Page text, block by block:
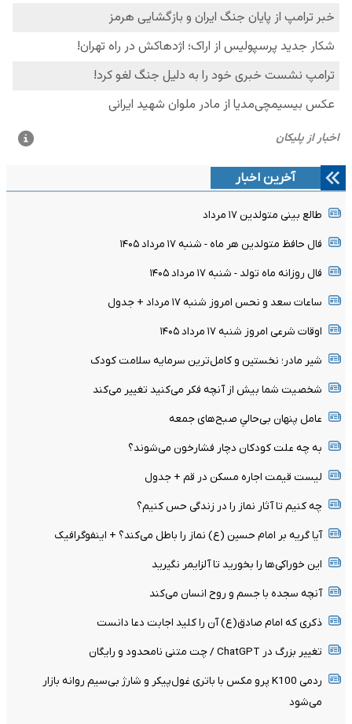
آخرین اخبار
طالع بینی متولدین ۱۷ مرداد
فال حافظ متولدین هر ماه - شنبه ۱۷ مرداد ۱۴۰۵
فال روزانه ماه تولد - شنبه ۱۷ مرداد ۱۴۰۵
ساعات سعد و نحس امروز شنبه ۱۷ مرداد + جدول
اوقات شرعی امروز شنبه ۱۷ مرداد ۱۴۰۵
شیر مادر؛ نخستین و کامل‌ترین سرمایه سلامت کودک
شخصیت شما بیش از آنچه فکر می‌کنید تغییر می‌کند
عامل پنهان بی‌حالیِ صبح‌های جمعه
به چه علت کودکان دچار فشارخون می‌شوند؟
لیست قیمت اجاره مسکن در قم + جدول
چه کنیم تا آثار نماز را در زندگی حس کنیم؟
آیا گریه بر امام حسین (ع) نماز را باطل می‌کند؟ + اینفوگرافیک
این خوراکی‌ها را بخورید تا آلزایمر نگیرید
آنچه سجده با جسم و روح انسان می‌کند
ذکری که امام صادق(ع) آن را کلید اجابت دعا دانست
تغییر بزرگ در ChatGPT / چت متنی نامحدود و رایگان
ردمی K100 پرو مکس با باتری غول‌پیکر و شارژ بی‌سیم روانه بازار
می‌شود